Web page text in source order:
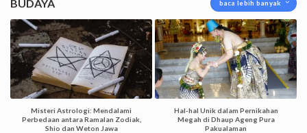
BUDAYA baca lebih banyak
Misteri Astrologi: Mendalami
Perbedaan antara Ramalan Zodiak,
Shio dan Weton Jawa
Hal-hal Unik dalam Pernikahan
Megah di Dhaup Ageng Pura
Pakualaman